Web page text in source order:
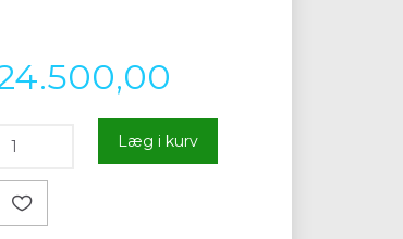
Læg i kurv